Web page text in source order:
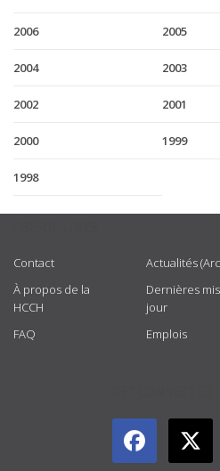
2006 2005
2004 2003
2002 2001
2000 1999
1998
Contact
À propos de la
HCCH
FAQ
Actualités
Dernières
jour
Emplois